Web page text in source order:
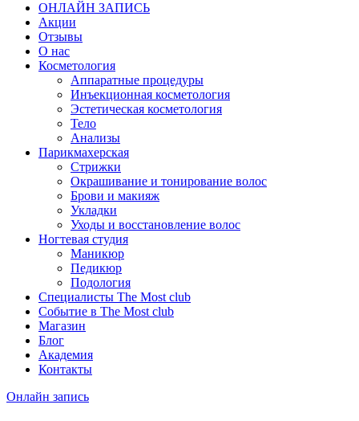
ОНЛАЙН ЗАПИСЬ
Акции
Отзывы
О нас
Косметология
Аппаратные процедуры
Инъекционная косметология
Эстетическая косметология
Тело
Анализы
Парикмахерская
Стрижки
Окрашивание и тонирование волос
Брови и макияж
Укладки
Уходы и восстановление волос
Ногтевая студия
Маникюр
Педикюр
Подология
Специалисты The Most club
Событие в The Most club
Магазин
Блог
Академия
Контакты
Онлайн запись